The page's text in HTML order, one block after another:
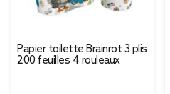
Papier toilette Brainrot 3 plis
200 feuilles 4 rouleaux